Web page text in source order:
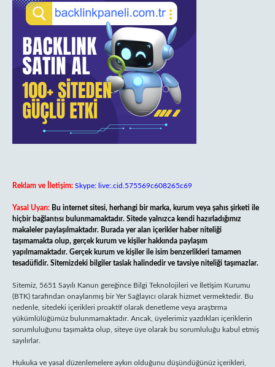
Reklam ve İletişim: Skype: live:.cid.575569c608265c69
Yasal Uyarı: Bu internet sitesi, herhangi bir marka, kurum veya şahıs şirketi ile
hiçbir bağlantısı bulunmamaktadır. Sitede yalnızca kendi hazırladığımız
makaleler paylaşılmaktadır. Burada yer alan içerikler haber niteliği
taşımamakta olup, gerçek kurum ve kişiler hakkında paylaşım
yapılmamaktadır. Gerçek kurum ve kişiler ile isim benzerlikleri tamamen
tesadüfidir. Sitemizdeki bilgiler taslak halindedir ve tavsiye niteliği taşımazlar.
Sitemiz, 5651 Sayılı Kanun gereğince Bilgi Teknolojileri ve İletişim Kurumu
(BTK) tarafından onaylanmış bir Yer Sağlayıcı olarak hizmet vermektedir. Bu
nedenle, sitedeki içerikleri proaktif olarak denetleme veya araştırma
yükümlülüğümüz bulunmamaktadır. Ancak, üyelerimiz yazdıkları içeriklerin
sorumluluğunu taşımakta olup, siteye üye olarak bu sorumluluğu kabul etmiş
sayılırlar.
Hukuka ve yasal düzenlemelere aykırı olduğunu düşündüğünüz içerikleri,